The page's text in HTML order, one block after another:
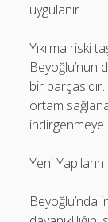
uygulanır.
Yıkılma riski
Beyoğlu’nun
bir
ortam
indirgenmeye
Yeni
Beyoğlu’nda